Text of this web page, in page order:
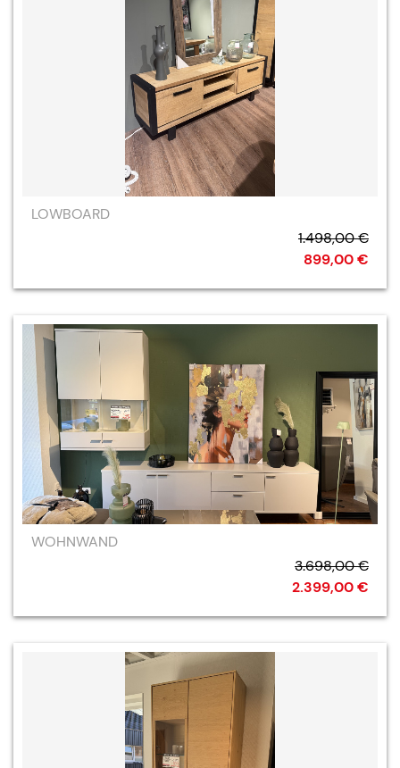
LOWBOARD
1.498,00 €
899,00 €
WOHNWAND
3.698,00 €
2.399,00 €